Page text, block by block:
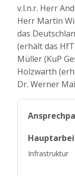
v.l.n.r. Herr
Herr Martin
das
(erhält das
Müller (KuP
Holzwarth
Dr. Werner
Infrastruktur